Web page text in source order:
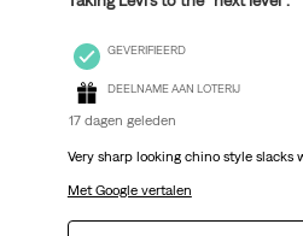
GEVERIFIEERD
DEELNAME AAN LOTERIJ
17 dagen geleden
Very sharp looking chino style slacks
Met Google vertalen